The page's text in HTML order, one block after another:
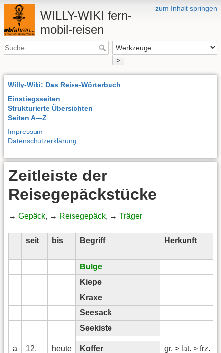
zum Inhalt springen
WILLY-WIKI fern-
mobil-reisen
>
Willy-Wiki: Das Reise-Wörterbuch
Einstiegsseiten
Strukturierte Übersichten
Seiten A—Z
Impressum
Datenschutzerklärung
Zeitleiste der
Reisegepäckstücke
→ Gepäck, → Reisegepäck, → Träger
seit bis Begriff Herkunft
Bulge
Kiepe
Kraxe
Seesack
Seekiste
a
12.
heute Koffer gr. > lat. > frz.